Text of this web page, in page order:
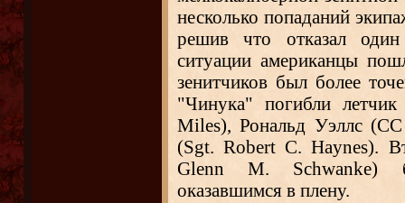
несколько попаданий
решив что отказал
ситуации американцы
зенитчиков был более
"Чинука" погибли
Miles), Рональд Уэллс
(Sgt. Robert C. Haynes).
Glenn M. Schwanke)
оказавшимся в плену.